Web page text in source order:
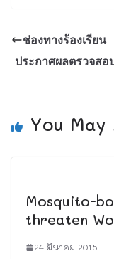
ช่องทางร้องเรียน
ประกาศผลตรวจสอ
You
Mosquito-
threaten
24 มีนาคม 2015